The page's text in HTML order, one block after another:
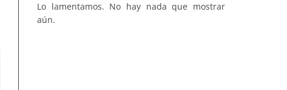
Lo lamentamos. No hay nada que mostrar
aún.